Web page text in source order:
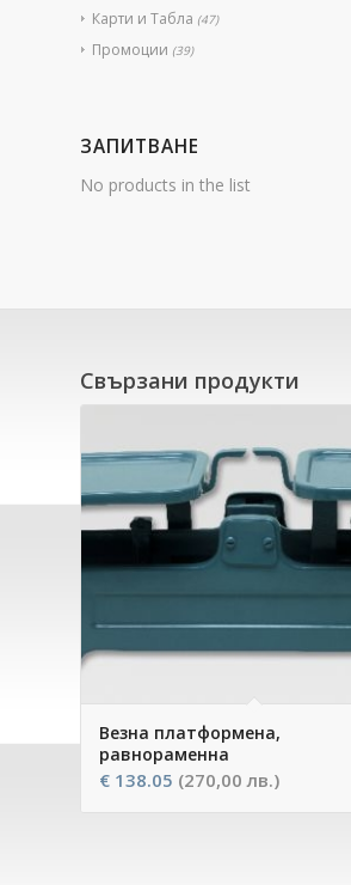
Карти и Табла (47)
Промоции (39)
ЗАПИТВАНЕ
No products in the list
Свързани продукти
Везна платформена,
равнораменна
€ 138.05 (270,00 лв.)